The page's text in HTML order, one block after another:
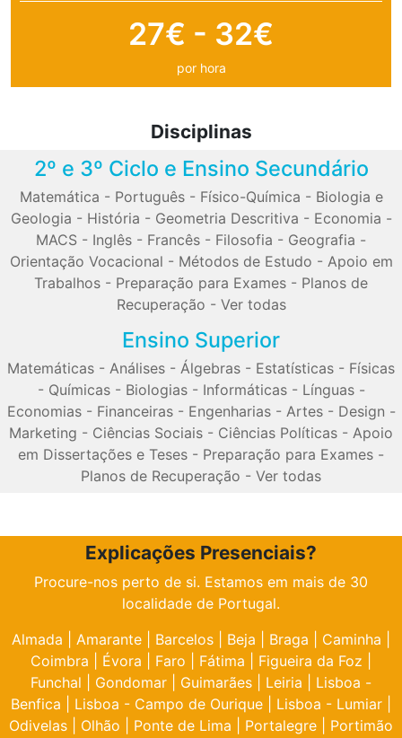
27€ - 32€
por hora
Disciplinas
2º e 3º Ciclo e Ensino Secundário
Matemática - Português- Físico-Química - Biologia e
Geologia - História - Geometria Descritiva - Economia -
MACS - Inglês - Francês - Filosofia - Geografia -
Orientação Vocacional - Métodos de Estudo - Apoio em
Trabalhos - Preparação para Exames - Planos de
Recuperação - Ver todas
Ensino Superior
Matemáticas - Análises - Álgebras - Estatísticas - Físicas
- Químicas- Biologias- Informáticas- Línguas-
Economias- Financeiras- Engenharias- Artes- Design -
Marketing - Ciências Sociais - Ciências Políticas - Apoio
em Dissertações e Teses - Preparação para Exames -
Planos de Recuperação - Ver todas
Explicações Presenciais?
Procure-nos perto de si. Estamos em mais de 30
localidade de Portugal.
Almada
Amarante Barcelos Beja Braga Caminha
Coimbra
Évora Faro Fátima Figueira da Foz
Funchal
Gondomar Guimarães Leiria
Lisboa -
Benfica
Lisboa - Campo de Ourique Lisboa - Lumiar
Odivelas
Olhão Ponte de Lima Portalegre
Portimão